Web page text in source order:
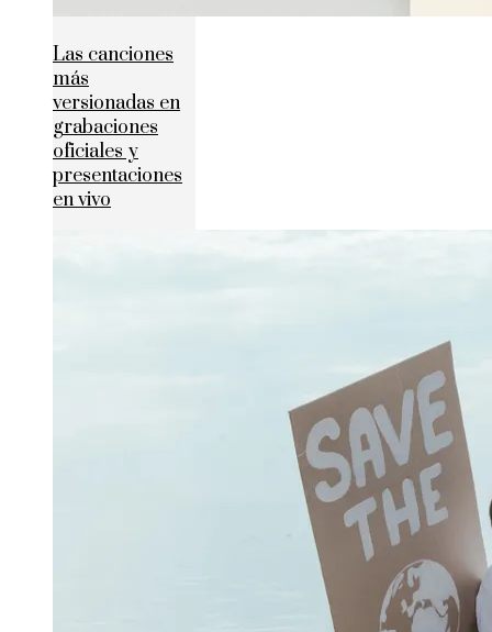
Las canciones
más
versionadas en
grabaciones
oficiales y
presentaciones
en vivo